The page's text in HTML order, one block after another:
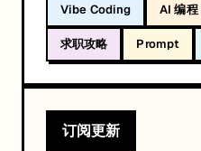
Vibe Coding AI 编程
求职攻略 Prompt
订阅更新